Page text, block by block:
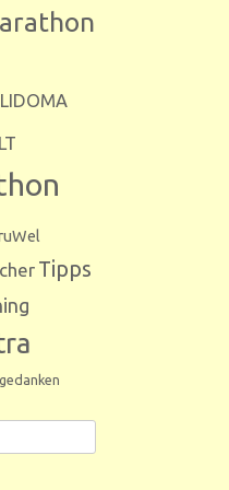
LIDOMA
LT
Tipps